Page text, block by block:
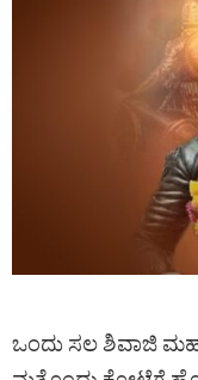
ಒಂದು ಸಲ ಶಿವಾಜಿ